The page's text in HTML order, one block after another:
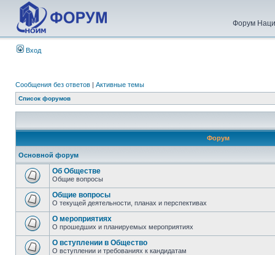
Форум
Вход
Сообщения без ответов | Активные темы
Список форумов
Форум
Основной форум
Об Обществе
Общие вопросы
Общие вопросы
О текущей деятельности, планах и перспективах
О мероприятиях
О прошедших и планируемых мероприятиях
О вступлении в Общество
О вступлении и требованиях к кандидатам